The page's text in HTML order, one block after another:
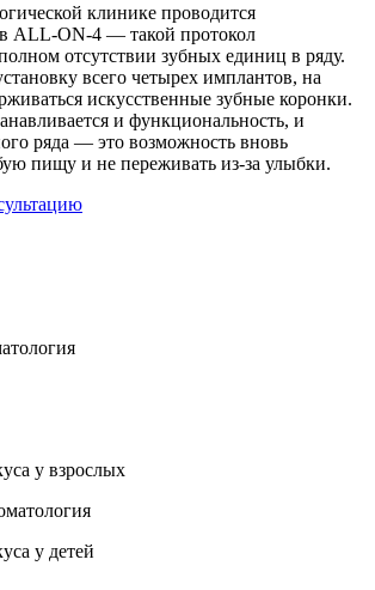
клинике проводится
ALL-ON-4 — такой протокол
отсутствии зубных единиц в ряду.
всего четырех имплантов, на
искусственные зубные коронки.
и функциональность, и
ряда — это возможность вновь
пищу и не переживать из-за улыбки.
у взрослых
у детей